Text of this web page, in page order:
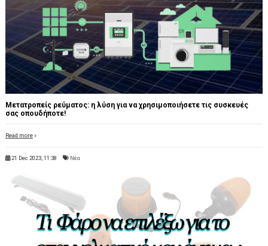
Μετατροπείς ρεύματος: η λύση για να χρησιμοποιήσετε τις συσκευές
σας οπουδήποτε!
Read more
21 Dec 2023, 11:38 Νέα